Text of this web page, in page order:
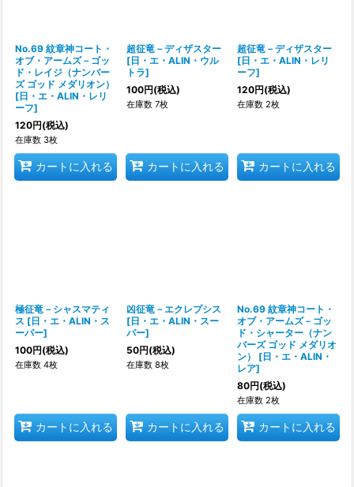
No.69 紋章神コート・
オブ・アームズ－ゴッ
ド・レイジ（ナンバー
ズ ゴッド メダリオン）
[日・エ・ALIN・レリ
ーフ]
120円(税込)
在庫数 3枚
カートに入れる
超征竜－ディザスター
[日・エ・ALIN・ウル
トラ]
100円(税込)
在庫数 7枚
カートに入れる
超征竜－ディザスター
[日・エ・ALIN・レリ
ーフ]
120円(税込)
在庫数 2枚
カートに入れる
極征竜－シャスマティ
ス [日・エ・ALIN・ス
ーパー]
100円(税込)
在庫数 4枚
カートに入れる
凶征竜－エクレプシス
[日・エ・ALIN・スー
パー]
50円(税込)
在庫数 8枚
カートに入れる
No.69 紋章神コート・
オブ・アームズ－ゴッ
ド・シャーター（ナン
バーズ ゴッド メダリオ
ン）
[日・エ・ALIN・
レア]
80円(税込)
在庫数 2枚
カートに入れる